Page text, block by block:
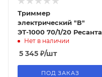
Триммер
электрический "В"
ЭТ-1000 70/1/20 Ресанта
Нет в наличии
5 345 ₽/шт
ПОД ЗАКАЗ